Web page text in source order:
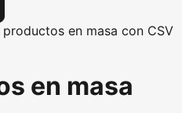
productos en masa con CSV
en masa